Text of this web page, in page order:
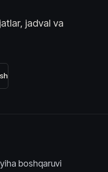
jadval va
boshqaruvi